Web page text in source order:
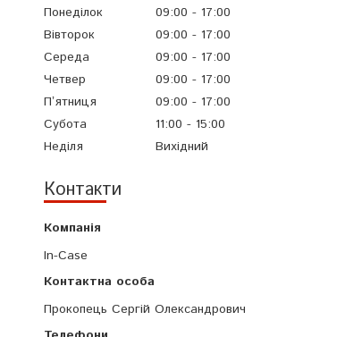
Понеділок 09:00
17:00
Вівторок
09:00
17:00
Середа
09:00
17:00
Четвер
09:00
17:00
Пʼятниця
09:00
17:00
Субота
11:00
15:00
Неділя
Вихідний
Контакти
In-Case
Прокопець Сергій Олександрович